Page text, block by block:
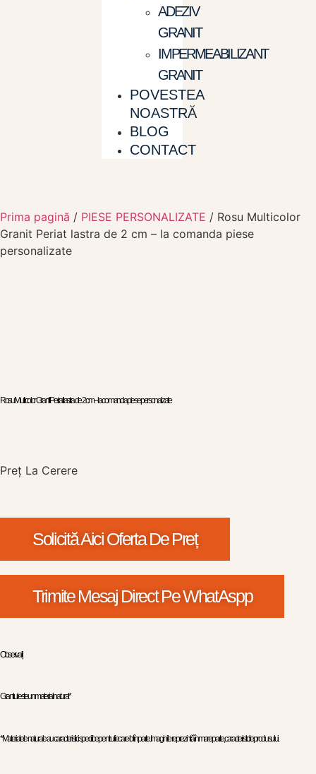
ADEZIV
GRANIT
IMPERMEABILIZANT
GRANIT
POVESTEA
NOASTRĂ
BLOG
CONTACT
Prima pagină / PIESE PERSONALIZATE / Rosu Multicolor
Granit Periat lastra de 2 cm – la comanda piese
personalizate
Rosu Multicolor Granit Periat lastra de 2 cm – la comanda piese personalizate
Preț La Cerere
Solicită Aici Oferta De Preț
Trimite Mesaj Direct Pe WhatAspp
Observații
Granitul este un material natural*
*Materialele naturale au caracteristici specifice pentru fiecare lot în parte. Imaginile reprezintă în mare parte, caracteristicile produsului.